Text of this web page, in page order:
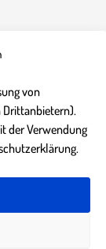
von
Drittanbietern).
der Verwendung